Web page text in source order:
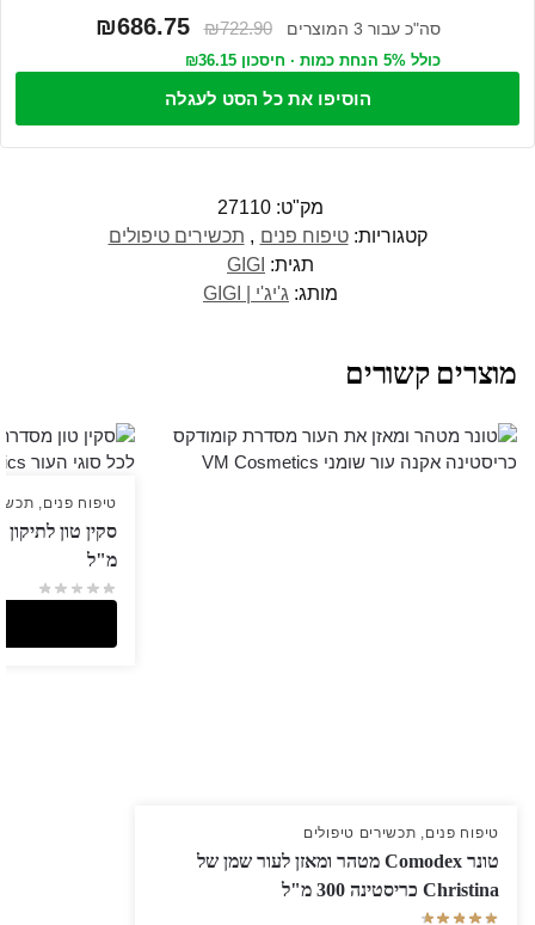
סה"כ עבור 3 המוצרים ₪722.90
₪686.75
כולל 5% הנחת כמות · חיסכון ₪36.15
הוסיפו את כל הסט לעגלה
מק"ט: 27110
קטגוריות:טיפוח פנים , תכשירים טיפולים
תגית: GIGI
מותג: ג'יג'י | GIGI
מוצרים קשורים
טיפוח פנים תכשירים טיפולים
טונר Comodex מטהר ומאזן לעור שמן של
Christina כריסטינה 300 מ"ל
טיפוח פנים
מ"ל